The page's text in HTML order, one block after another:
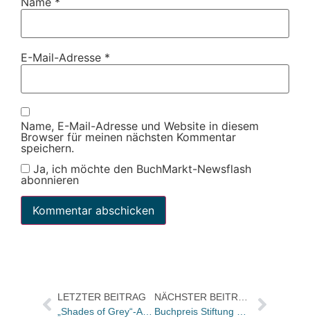
E-Mail-Adresse *
Name, E-Mail-Adresse und Website in diesem
Browser für meinen nächsten Kommentar
speichern.
Ja, ich möchte den BuchMarkt-Newsflash
abonnieren
LETZTER BEITRAG
„Shades of Grey“-Autorin E L James kommt nach Deutschland – mit weltweit über 50 Mio Exemplaren im Koffer